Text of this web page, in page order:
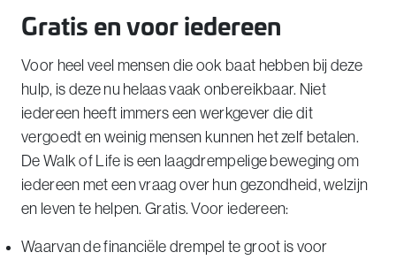
Gratis en voor iedereen
Voor heel veel mensen die ook baat hebben bij deze
hulp, is deze nu helaas vaak onbereikbaar. Niet
iedereen heeft immers een werkgever die dit
vergoedt en weinig mensen kunnen het zelf betalen.
De Walk of Life is een laagdrempelige beweging om
iedereen met een vraag over hun gezondheid, welzijn
en leven te helpen. Gratis. Voor iedereen:
Waarvan de financiële drempel te groot is voor